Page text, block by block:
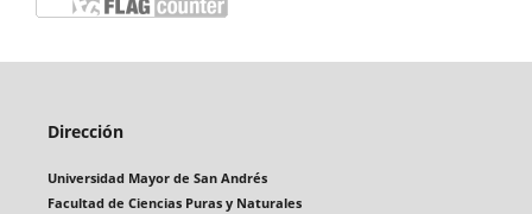
Dirección
Universidad Mayor de San Andrés
Facultad de Ciencias Puras y Naturales